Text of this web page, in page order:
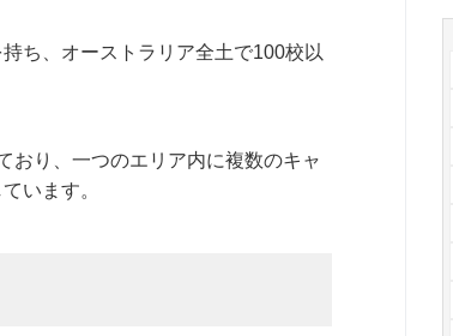
ち、オーストラリア全土で100校以
おり、一つのエリア内に複数のキャ
います。